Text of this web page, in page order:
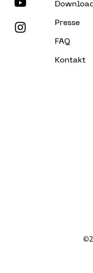
Presse
FAQ
Kontakt
©